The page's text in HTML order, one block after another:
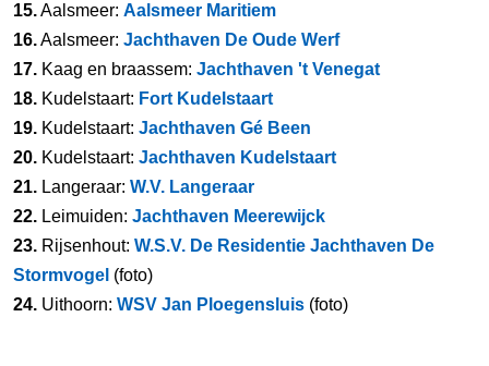
15.Aalsmeer: Aalsmeer Maritiem
16.Aalsmeer: Jachthaven De Oude Werf
17. Kaag en braassem: Jachthaven 't Venegat
18. Kudelstaart: Fort Kudelstaart
19. Kudelstaart: Jachthaven Gé Been
20. Kudelstaart: Jachthaven Kudelstaart
21. Langeraar: W.V. Langeraar
22. Leimuiden: Jachthaven Meerewijck
23. Rijsenhout: W.S.V. De Residentie Jachthaven De
Stormvogel (foto)
24. Uithoorn: WSV Jan Ploegensluis (foto)